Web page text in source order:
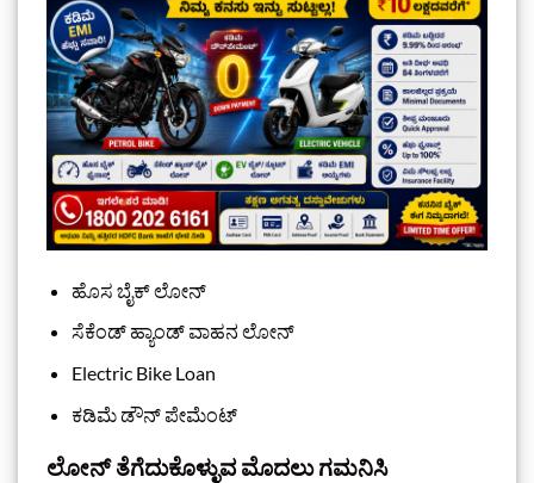
ಹೊಸ ಬೈಕ್ ಲೋನ್
ಸೆಕೆಂಡ್ ಹ್ಯಾಂಡ್ ವಾಹನ ಲೋನ್
Electric Bike Loan
ಕಡಿಮೆ ಡೌನ್ ಪೇಮೆಂಟ್
ಲೋನ್ ತೆಗೆದುಕೊಳ್ಳುವ ಮೊದಲು ಗಮನಿಸಿ